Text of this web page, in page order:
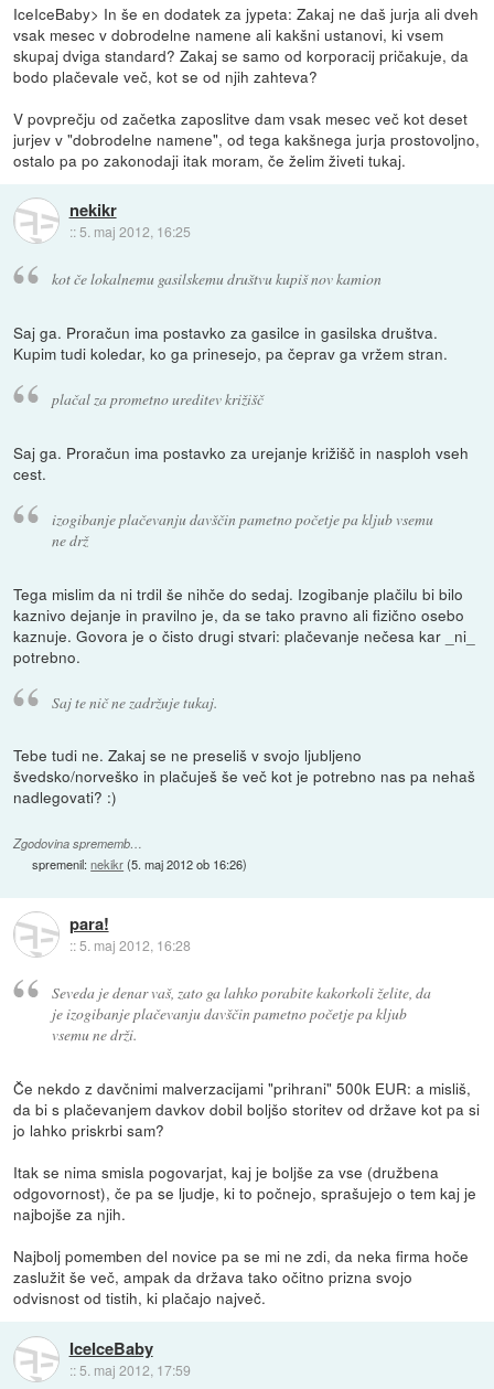
IceIceBaby> In še en dodatek za jypeta: Zakaj ne daš jurja ali dveh
vsak mesec v dobrodelne namene ali kakšni ustanovi, ki vsem
skupaj dviga standard? Zakaj se samo od korporacij pričakuje, da
bodo plačevale več, kot se od njih zahteva?
V povprečju od začetka zaposlitve dam vsak mesec več kot deset
jurjev v "dobrodelne namene", od tega kakšnega jurja prostovoljno,
ostalo pa po zakonodaji itak moram, če želim živeti tukaj.
nekikr
:: 5. maj 2012, 16:25
kot če lokalnemu gasilskemu društvu kupiš nov kamion
Saj ga. Proračun ima postavko za gasilce in gasilska društva.
Kupim tudi koledar, ko ga prinesejo, pa čeprav ga vržem stran.
plačal za prometno ureditev križišč
Saj ga. Proračun ima postavko za urejanje križišč in nasploh vseh
cest.
izogibanje plačevanju davščin pametno početje pa kljub vsemu
ne drž
Tega mislim da ni trdil še nihče do sedaj. Izogibanje plačilu bi bilo
kaznivo dejanje in pravilno je, da se tako pravno ali fizično osebo
kaznuje. Govora je o čisto drugi stvari: plačevanje nečesa kar _ni_
potrebno.
Saj te nič ne zadržuje tukaj.
Tebe tudi ne. Zakaj se ne preseliš v svojo ljubljeno
švedsko/norveško in plačuješ še več kot je potrebno nas pa nehaš
nadlegovati? :)
Zgodovina sprememb…
spremenil:nekikr(5. maj 2012 ob 16:26)
para!
::5. maj 2012, 16:28
Seveda je denar vaš, zato ga lahko porabite kakorkoli želite, da
je izogibanje plačevanju davščin pametno početje pa kljub
vsemu ne drži.
Če nekdo z davčnimi malverzacijami "prihrani" 500k EUR: a misliš,
da bi s plačevanjem davkov dobil boljšo storitev od države kot pa si
jo lahko priskrbi sam?
Itak se nima smisla pogovarjat, kaj je boljše za vse (družbena
odgovornost), če pa se ljudje, ki to počnejo, sprašujejo o tem kaj je
najbojše za njih.
Najbolj pomemben del novice pa se mi ne zdi, da neka firma hoče
zaslužit še več, ampak da država tako očitno prizna svojo
odvisnost od tistih, ki plačajo največ.
IceIceBaby
:: 5. maj 2012, 17:59